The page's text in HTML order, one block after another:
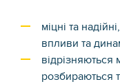
міцні та
впливи та
відрізняються
розбираються